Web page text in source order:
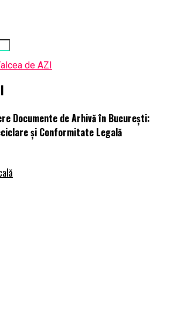
Documente de Arhivă în București:
și Conformitate Legală